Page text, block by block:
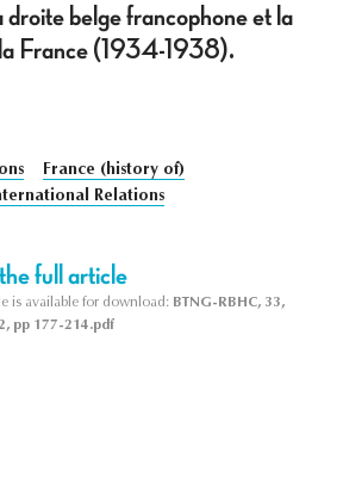
droite belge francophone et la
France (1934-1938).
France (history of)
Relations
full article
is available for download: BTNG-RBHC, 33,
pp 177-214.pdf